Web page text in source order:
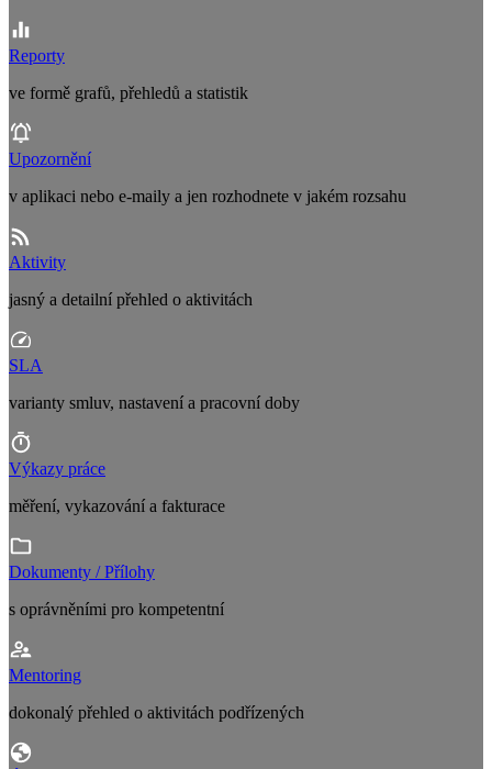
Reporty
ve formě grafů, přehledů a statistik
Upozornění
v aplikaci nebo e-maily a jen rozhodnete v jakém rozsahu
Aktivity
jasný a detailní přehled o aktivitách
SLA
varianty smluv, nastavení a pracovní doby
Výkazy práce
měření, vykazování a fakturace
Dokumenty / Přílohy
s oprávněními pro kompetentní
Mentoring
dokonalý přehled o aktivitách podřízených